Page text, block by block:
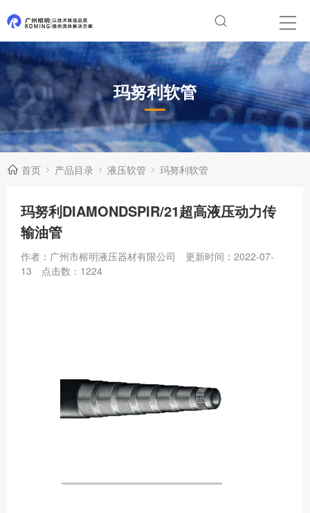
玛努利软管
首页 产品目录 液压软管 玛努利软管
玛努利DIAMONDSPIR/21超高液压动力传
输油管
作者：广州市榕明液压器材有限公司
更新时间：2022-07-
13
点击数： 1224